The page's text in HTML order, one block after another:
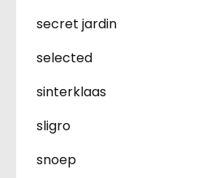
secret jardin
selected
sinterklaas
sligro
snoep